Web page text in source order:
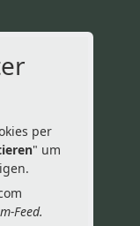
per
" um
Feed.